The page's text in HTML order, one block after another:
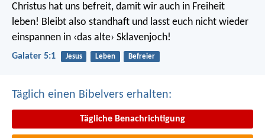
Christus hat uns befreit, damit wir auch in Freiheit
leben! Bleibt also standhaft und lasst euch nicht wieder
einspannen in ‹das alte› Sklavenjoch!
Galater 5:1 Jesus Leben Befreier
Täglich einen Bibelvers erhalten:
Tägliche Benachrichtigung